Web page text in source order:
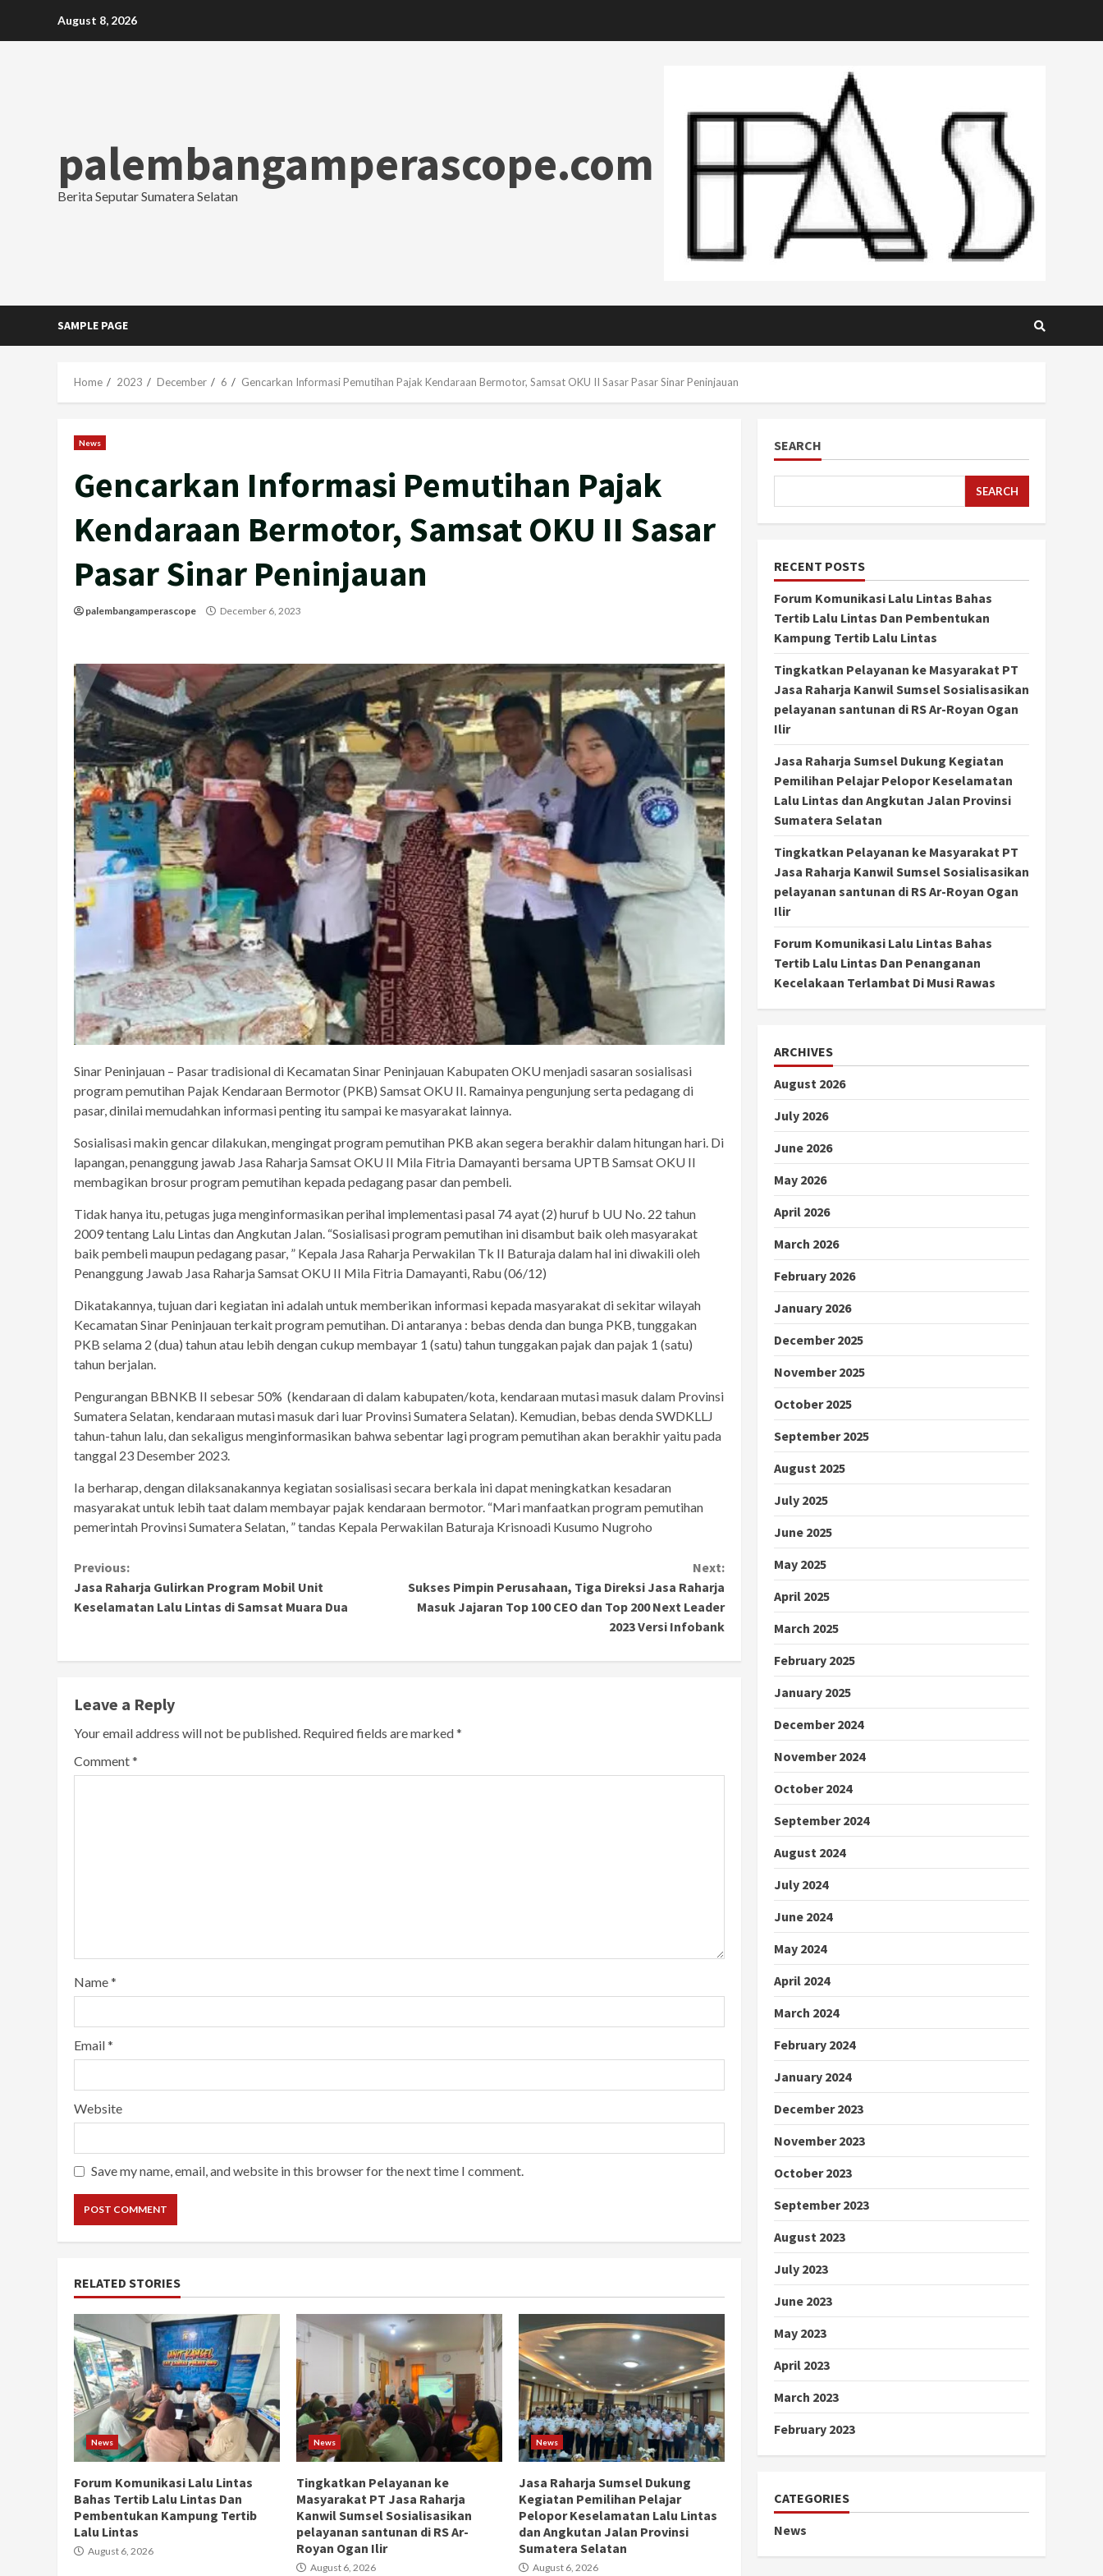
August 8, 2026
palembangamperascope.com
Berita Seputar Sumatera Selatan
SAMPLE PAGE
Home 2023 December 6 Gencarkan Informasi Pemutihan Pajak Kendaraan Bermotor, Samsat OKU II Sasar Pasar Sinar Peninjauan
News
Gencarkan Informasi Pemutihan Pajak
Kendaraan Bermotor, Samsat OKU II Sasar
Pasar Sinar Peninjauan
palembangamperascope December 6, 2023
Sinar Peninjauan – Pasar tradisional di Kecamatan Sinar Peninjauan Kabupaten OKU menjadi sasaran sosialisasi
program pemutihan Pajak Kendaraan Bermotor (PKB) Samsat OKU II. Ramainya pengunjung serta pedagang di
pasar, dinilai memudahkan informasi penting itu sampai ke masyarakat lainnya.
Sosialisasi makin gencar dilakukan, mengingat program pemutihan PKB akan segera berakhir dalam hitungan hari. Di
lapangan, penanggung jawab Jasa Raharja Samsat OKU II Mila Fitria Damayanti bersama UPTB Samsat OKU II
membagikan brosur program pemutihan kepada pedagang pasar dan pembeli.
Tidak hanya itu, petugas juga menginformasikan perihal implementasi pasal 74 ayat (2) huruf b UU No. 22 tahun
2009 tentang Lalu Lintas dan Angkutan Jalan. “Sosialisasi program pemutihan ini disambut baik oleh masyarakat
baik pembeli maupun pedagang pasar, ” Kepala Jasa Raharja Perwakilan Tk II Baturaja dalam hal ini diwakili oleh
Penanggung Jawab Jasa Raharja Samsat OKU II Mila Fitria Damayanti, Rabu (06/12)
Dikatakannya, tujuan dari kegiatan ini adalah untuk memberikan informasi kepada masyarakat di sekitar wilayah
Kecamatan Sinar Peninjauan terkait program pemutihan. Di antaranya : bebas denda dan bunga PKB, tunggakan
PKB selama 2 (dua) tahun atau lebih dengan cukup membayar 1 (satu) tahun tunggakan pajak dan pajak 1 (satu)
tahun berjalan.
Pengurangan BBNKB II sebesar 50% (kendaraan di dalam kabupaten/kota, kendaraan mutasi masuk dalam Provinsi
Sumatera Selatan, kendaraan mutasi masuk dari luar Provinsi Sumatera Selatan). Kemudian, bebas denda SWDKLLJ
tahun-tahun lalu, dan sekaligus menginformasikan bahwa sebentar lagi program pemutihan akan berakhir yaitu pada
tanggal 23 Desember 2023.
Ia berharap, dengan dilaksanakannya kegiatan sosialisasi secara berkala ini dapat meningkatkan kesadaran
masyarakat untuk lebih taat dalam membayar pajak kendaraan bermotor. “Mari manfaatkan program pemutihan
pemerintah Provinsi Sumatera Selatan, ” tandas Kepala Perwakilan Baturaja Krisnoadi Kusumo Nugroho
Continue
Reading
Previous:
Jasa Raharja Gulirkan Program Mobil Unit
Keselamatan Lalu Lintas di Samsat Muara Dua
Next:
Sukses Pimpin Perusahaan, Tiga Direksi Jasa Raharja
Masuk Jajaran Top 100 CEO dan Top 200 Next Leader
2023 Versi Infobank
Leave a Reply
Your email address will not be published. Required fields are marked*
Comment*
Name*
Email*
Website
Save my name, email, and website in this browser for the next time I comment.
RELATED STORIES
News
Forum Komunikasi Lalu Lintas
Bahas Tertib Lalu Lintas Dan
Pembentukan Kampung Tertib
Lalu Lintas
August 6, 2026
News
Tingkatkan Pelayanan ke
Masyarakat PT Jasa Raharja
Kanwil Sumsel Sosialisasikan
pelayanan santunan di RS Ar-
Royan Ogan Ilir
August 6, 2026
News
Jasa Raharja Sumsel Dukung
Kegiatan Pemilihan Pelajar
Pelopor Keselamatan Lalu Lintas
dan Angkutan Jalan Provinsi
Sumatera Selatan
August 6, 2026
SEARCH
SEARCH
RECENT POSTS
Forum Komunikasi Lalu Lintas Bahas
Tertib Lalu Lintas Dan Pembentukan
Kampung Tertib Lalu Lintas
Tingkatkan Pelayanan ke Masyarakat PT
Jasa Raharja Kanwil Sumsel Sosialisasikan
pelayanan santunan di RS Ar-Royan Ogan
Ilir
Jasa Raharja Sumsel Dukung Kegiatan
Pemilihan Pelajar Pelopor Keselamatan
Lalu Lintas dan Angkutan Jalan Provinsi
Sumatera Selatan
Tingkatkan Pelayanan ke Masyarakat PT
Jasa Raharja Kanwil Sumsel Sosialisasikan
pelayanan santunan di RS Ar-Royan Ogan
Ilir
Forum Komunikasi Lalu Lintas Bahas
Tertib Lalu Lintas Dan Penanganan
Kecelakaan Terlambat Di Musi Rawas
ARCHIVES
August 2026
July 2026
June 2026
May 2026
April 2026
March 2026
February 2026
January 2026
December 2025
November 2025
October 2025
September 2025
August 2025
July 2025
June 2025
May 2025
April 2025
March 2025
February 2025
January 2025
December 2024
November 2024
October 2024
September 2024
August 2024
July 2024
June 2024
May 2024
April 2024
March 2024
February 2024
January 2024
December 2023
November 2023
October 2023
September 2023
August 2023
July 2023
June 2023
May 2023
April 2023
March 2023
February 2023
CATEGORIES
News